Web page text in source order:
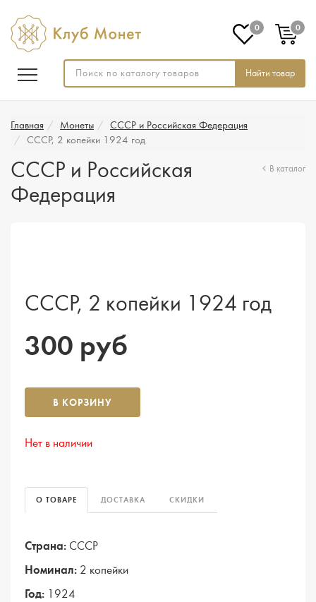
Найти товар
0 0
Главная Монеты
СССР и Российская Федерация
CССР, 2 копейки 1924 год
СССР и Российская
Федерация
В каталог
CССР, 2 копейки 1924 год
300 руб
В КОРЗИНУ
Нет в наличии
О ТОВАРЕ ДОСТАВКА СКИДКИ
Страна: СССР
Номинал: 2 копейки
Год: 1924